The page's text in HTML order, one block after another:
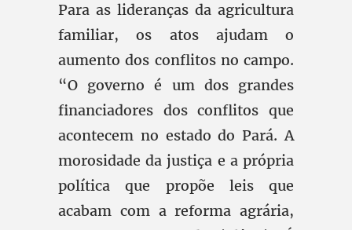
Para as lideranças da agricultura
familiar, os atos ajudam o
aumento dos conflitos no campo.
“O governo é um dos grandes
financiadores dos conflitos que
acontecem no estado do Pará. A
morosidade da justiça e a própria
política que propõe leis que
acabam com a reforma agrária,